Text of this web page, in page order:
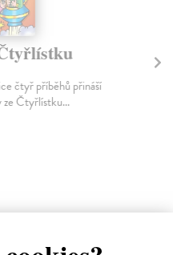
čtyř příběhů přináší
ze Čtyřlístku...
4